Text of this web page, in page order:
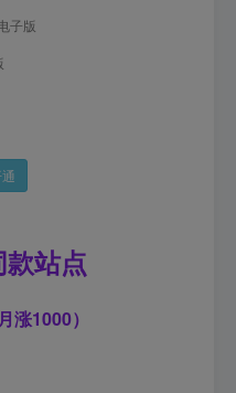
子版
站点
涨1000）